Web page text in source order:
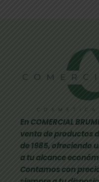
En COMERCIAL
venta de productos
de 1985, ofreciendo
a tu alcance
Contamos con